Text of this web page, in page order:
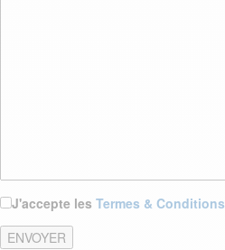
J'accepte les Termes & Conditions